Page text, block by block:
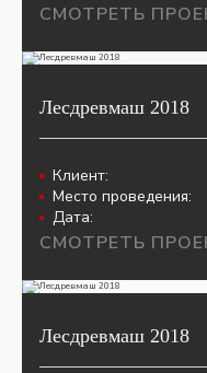
СМОТРЕТЬ
Лесдревмаш 2018
Клиент:
Место проведения:
Дата:
СМОТРЕТЬ
Лесдревмаш 2018